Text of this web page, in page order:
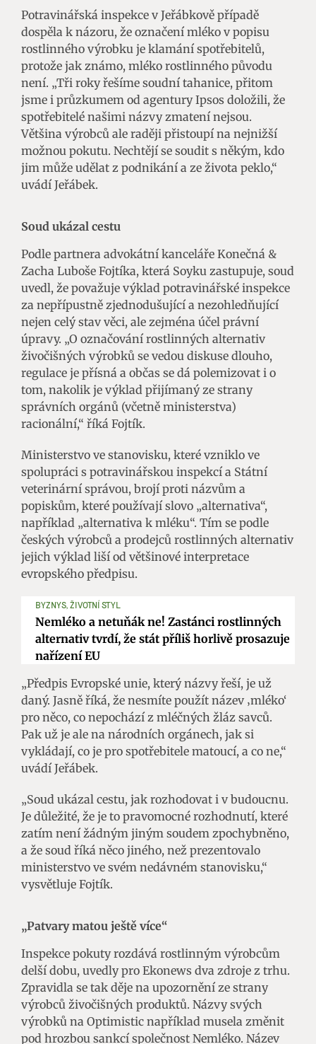
Potravinářská inspekce v Jeřábkově případě
dospěla k názoru, že označení mléko v popisu
rostlinného výrobku je klamání spotřebitelů,
protože jak známo, mléko rostlinného původu
není. „Tři roky řešíme soudní tahanice, přitom
jsme i průzkumem od agentury Ipsos doložili, že
spotřebitelé našimi názvy zmatení nejsou.
Většina výrobců ale raději přistoupí na nejnižší
možnou pokutu. Nechtějí se soudit s někým, kdo
jim může udělat z podnikání a ze života peklo,“
uvádí Jeřábek.
Soud ukázal cestu
Podle partnera advokátní kanceláře Konečná &
Zacha Luboše Fojtíka, která Soyku zastupuje, soud
uvedl, že považuje výklad potravinářské inspekce
za nepřípustně zjednodušující a nezohledňující
nejen celý stav věci, ale zejména účel právní
úpravy. „O označování rostlinných alternativ
živočišných výrobků se vedou diskuse dlouho,
regulace je přísná a občas se dá polemizovat i o
tom, nakolik je výklad přijímaný ze strany
správních orgánů (včetně ministerstva)
racionální,“ říká Fojtík.
Ministerstvo ve stanovisku, které vzniklo ve
spolupráci s potravinářskou inspekcí a Státní
veterinární správou, brojí proti názvům a
popiskům, které používají slovo „alternativa“,
například „alternativa k mléku“. Tím se podle
českých výrobců a prodejců rostlinných alternativ
jejich výklad liší od většinové interpretace
evropského předpisu.
BYZNYS, ŽIVOTNÍ STYL
Nemléko a netuňák ne! Zastánci rostlinných
alternativ tvrdí, že stát příliš horlivě prosazuje
nařízení EU
„Předpis Evropské unie, který názvy řeší, je už
daný. Jasně říká, že nesmíte použít název ‚mléko‘
pro něco, co nepochází z mléčných žláz savců.
Pak už je ale na národních orgánech, jak si
vykládají, co je pro spotřebitele matoucí, a co ne,“
uvádí Jeřábek.
„Soud ukázal cestu, jak rozhodovat i v budoucnu.
Je důležité, že je to pravomocné rozhodnutí, které
zatím není žádným jiným soudem zpochybněno,
a že soud říká něco jiného, než prezentovalo
ministerstvo ve svém nedávném stanovisku,“
vysvětluje Fojtík.
„Patvary matou ještě více“
Inspekce pokuty rozdává rostlinným výrobcům
delší dobu, uvedly pro Ekonews dva zdroje z trhu.
Zpravidla se tak děje na upozornění ze strany
výrobců živočišných produktů. Názvy svých
výrobků na Optimistic například musela změnit
pod hrozbou sankcí společnost Nemléko. Název